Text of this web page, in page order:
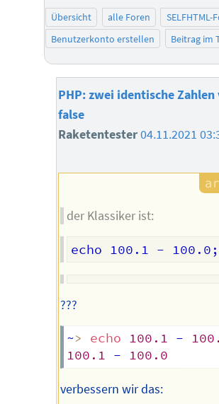
Übersicht alle Foren SELFHTML-
Benutzerkonto erstellen
Beitrag im
PHP: zwei identische
false
Raketentester04.11.2021
der Klassiker ist:
???
~> echo 100.1 -
100.1 - 100.0
verbessern wir das: